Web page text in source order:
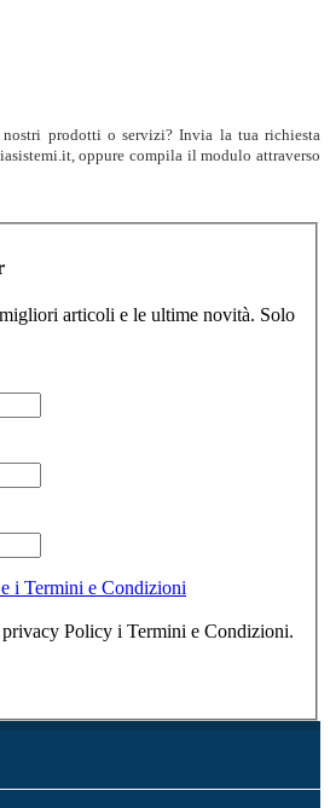
prodotti o servizi? Invia la tua richiesta
oppure compila il modulo attraverso
articoli e le ultime novità. Solo
i Termini e Condizioni
Policy i Termini e Condizioni.